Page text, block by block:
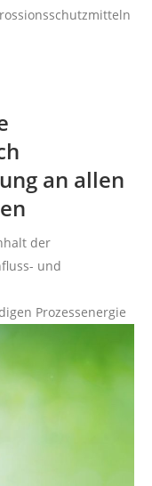
an allen
der
und
Prozessenergie